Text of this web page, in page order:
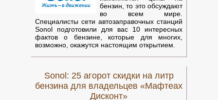
бензин, то это обсуждают
во всем мире.
Специалисты сети автозаправочных станций
Sonol подготовили для вас 10 интересных
фактов о бензине, которые для многих,
возможно, окажутся настоящим открытием.
приходится на бензин. Именно этот продукт
человечество потребляет с особой
активностью. Не менее удивительным
Sonol: 25 агорот скидки на литр
бензина для владельцев «Мафтеах
Дисконт»